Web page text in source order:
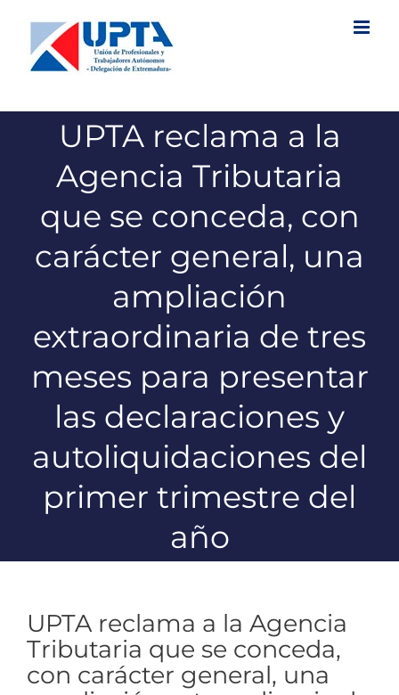
contenido
UPTA reclama a la
Agencia Tributaria
que se conceda, con
carácter general, una
ampliación
extraordinaria de tres
meses para presentar
las declaraciones y
autoliquidaciones del
primer trimestre del
año
UPTA reclama a la Agencia
Tributaria que se conceda,
con carácter general, una